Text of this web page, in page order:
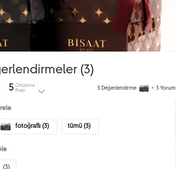
(3)
5 Ortalama
Puan
3Değerlendirme • 3Yorum
fotoğraflı (3) tümü (3)
(3)